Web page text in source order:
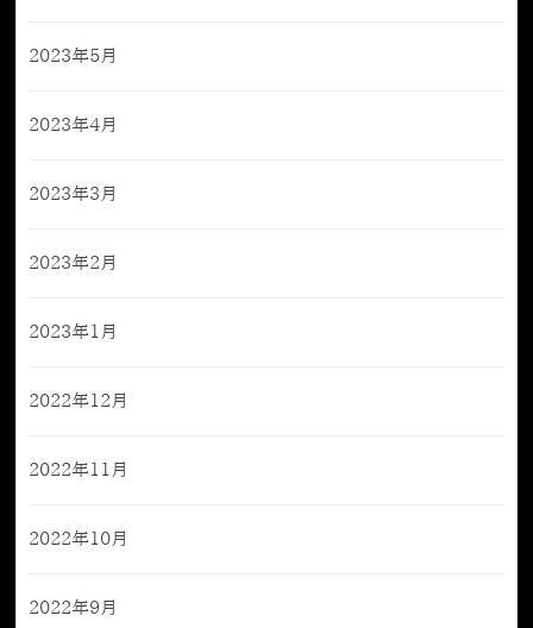
2023年5月
2023年4月
2023年3月
2023年2月
2023年1月
2022年12月
2022年11月
2022年10月
2022年9月